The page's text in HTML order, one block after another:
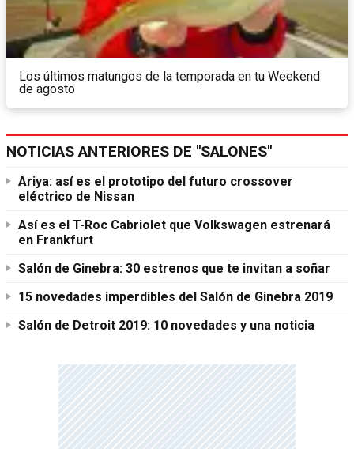
Los últimos matungos de la temporada en tu Weekend
de agosto
NOTICIAS ANTERIORES DE "SALONES"
Ariya: así es el prototipo del futuro crossover
eléctrico de Nissan
Así es el T-Roc Cabriolet que Volkswagen estrenará
en Frankfurt
Salón de Ginebra: 30 estrenos que te invitan a soñar
15 novedades imperdibles del Salón de Ginebra 2019
Salón de Detroit 2019: 10 novedades y una noticia